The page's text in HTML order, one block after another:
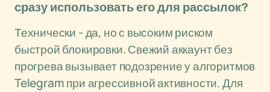
сразу использовать его для рассылок?
Технически - да, но с высоким риском
быстрой блокировки. Свежий аккаунт без
прогрева вызывает подозрение у алгоритмов
Telegram при агрессивной активности. Для